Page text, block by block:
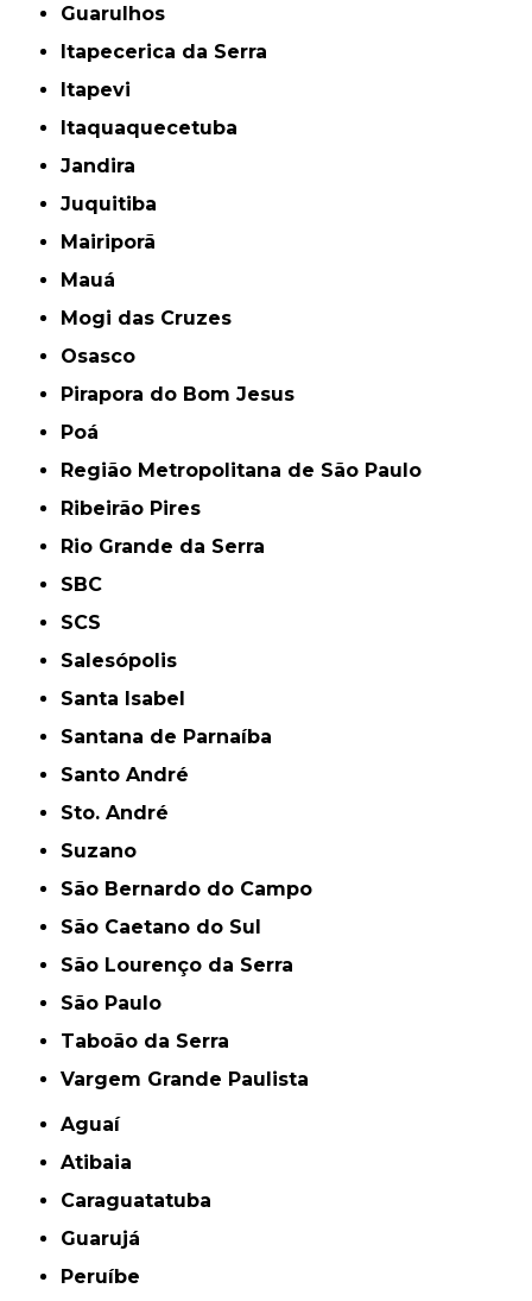
Guarulhos
Itapecerica da Serra
Itapevi
Itaquaquecetuba
Jandira
Juquitiba
Mairiporã
Mauá
Mogi das Cruzes
Osasco
Pirapora do Bom Jesus
Poá
Região Metropolitana de São Paulo
Ribeirão Pires
Rio Grande da Serra
SBC
SCS
Salesópolis
Santa Isabel
Santana de Parnaíba
Santo André
Sto. André
Suzano
São Bernardo do Campo
São Caetano do Sul
São Lourenço da Serra
São Paulo
Taboão da Serra
Vargem Grande Paulista
Aguaí
Atibaia
Caraguatatuba
Guarujá
Peruíbe